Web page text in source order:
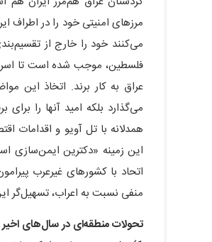
مرزهای امنیتی خود را در اطراف
می‌کنند خود را خارج از
فلسطین، موجب شده است تا
عراق به کار برند. اتخاذ این
می‌گذارد بلکه امید آنها را
همدلانه با تل آویو و اقدامات
این زمینه «دکترین ایمن‌سازی
اتحاد با کشورهای غیر‌عرب
منفی نسبت به اعراب، تسهیل‌گر
تحولات منطقه‌ای در سال‌های